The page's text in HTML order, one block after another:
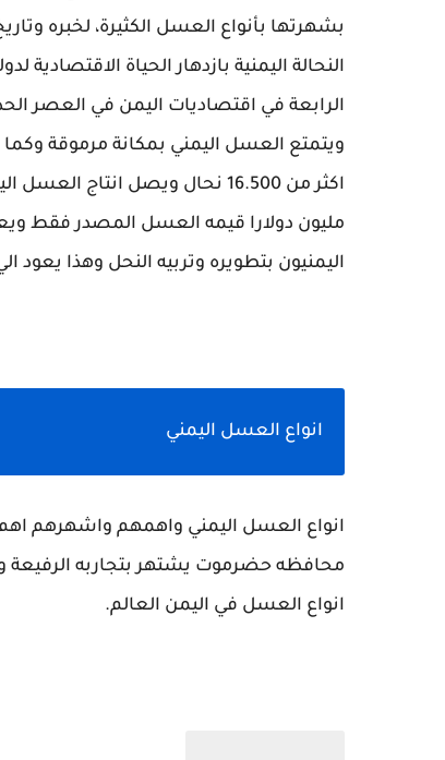
بشهرتها بأنواع العسل الكثيرة، لخبره
النحالة اليمنية بازدهار الحياة
الرابعة في اقتصاديات اليمن في العصر
ويتمتع العسل اليمني بمكانة مرموقة وكما
مليون دولارا قيمه العسل المصدر فقط
اليمنيون بتطويره وتربيه النحل وهذا يعود
انواع العسل اليمني
انواع العسل اليمني واهمهم واشهرهم
محافظه حضرموت يشتهر بتجاربه
انواع العسل في اليمن العالم.